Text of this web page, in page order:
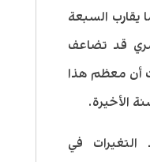
السبعة
قد تضاعف
أن معظم هذا
الأخيرة.
في